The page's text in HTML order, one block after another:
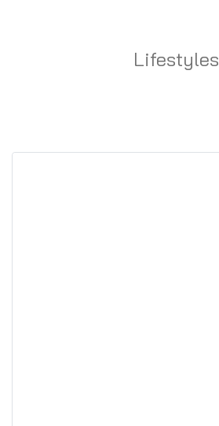
Lifestyles